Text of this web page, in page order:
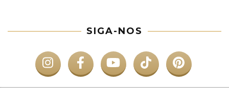
SIGA-NOS